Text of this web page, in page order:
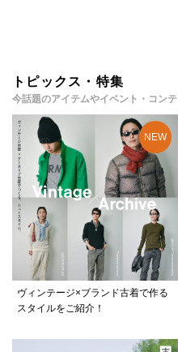
トピックス・特集
今話題のアイテムやイベント・コン
ヴィンテージ×ブランド古着で作る
スタイルをご紹介！